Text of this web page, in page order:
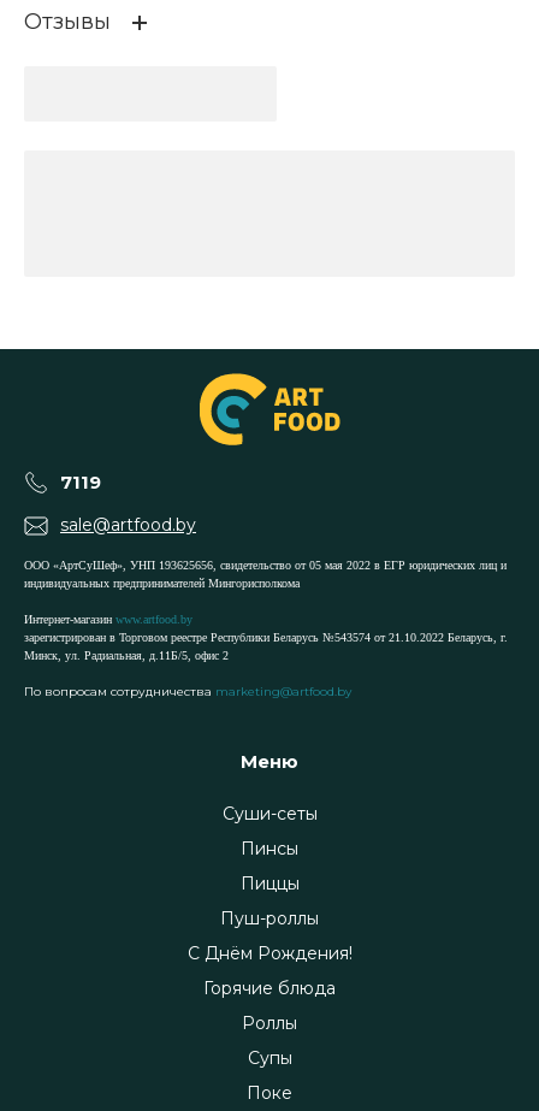
Отзывы
7119
sale@artfood.by
ООО «АртСуШеф», УНП 193625656, свидетельство от 05 мая 2022 в ЕГР юридических лиц и
индивидуальных предпринимателей Мингорисполкома
Интернет-магазин www.artfood.by
зарегистрирован в Торговом реестре Республики Беларусь №543574 от 21.10.2022 Беларусь, г.
Минск, ул. Радиальная, д.11Б/5, офис 2
По вопросам сотрудничества marketing@artfood.by
Меню
Суши-сеты
Пинсы
Пиццы
Пуш-роллы
С Днём Рождения!
Горячие блюда
Роллы
Супы
Поке